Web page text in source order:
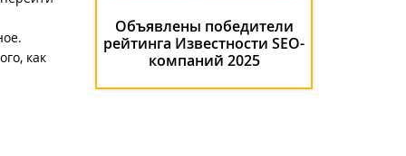
как
Объявлены победители
рейтинга Известности SEO-
компаний 2025